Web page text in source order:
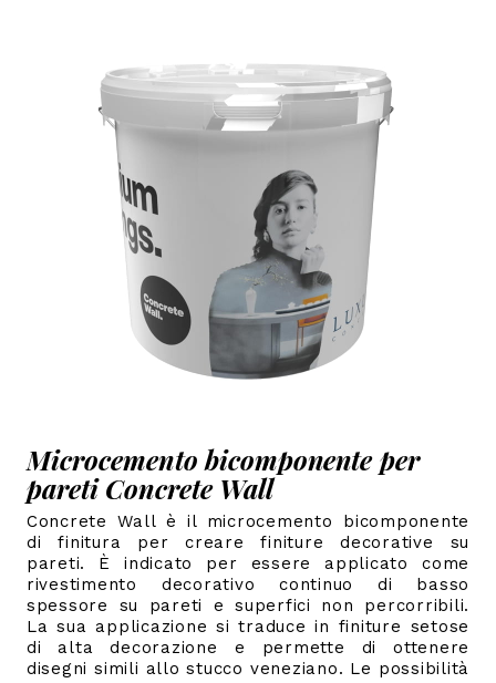
Microcemento bicomponente per
pareti Concrete Wall
Concrete Wall è il microcemento bicomponente
di finitura per creare finiture decorative su
pareti. È indicato per essere applicato come
rivestimento decorativo continuo di basso
spessore su pareti e superfici non percorribili.
La sua applicazione si traduce in finiture setose
di alta decorazione e permette di ottenere
disegni simili allo stucco veneziano. Le possibilità